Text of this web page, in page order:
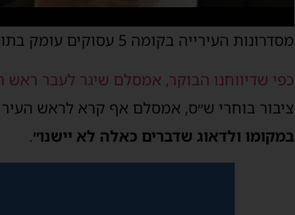
מסדרונות העירייה בקומה 5 עסוקים עומק בתוך הבחירות לרשויות המקומיות שייערכו בעוד פחות מ-8 חודשים.
כפי שדיווחנו הבוקר, אמסלם שיגר לעבר ראש
ציבור בוחרי ש״ס, אמסלם אף קרא לראש העיר
במקומו ולדאוג שדברים כאלה לא יישנו״.